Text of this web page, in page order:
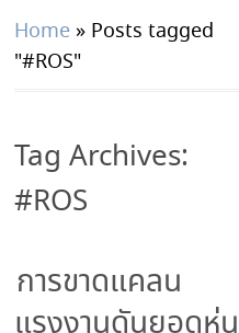
Home » Posts tagged
"#ROS"
Tag Archives:
#ROS
การขาดแคลน